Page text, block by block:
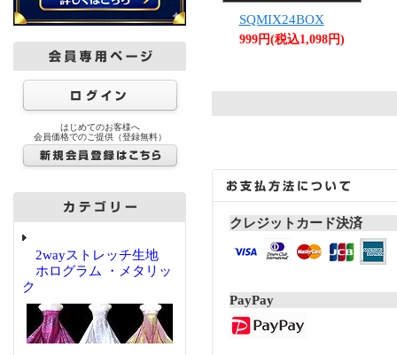
はじめてのお客様へ
会員価格でのご提供（登録無料）
2wayストレッチ生地
ホログラム ・メタリッ
ク
SQMIX24BOX
999円(税込1,098円)
クレジットカード決済
PayPay